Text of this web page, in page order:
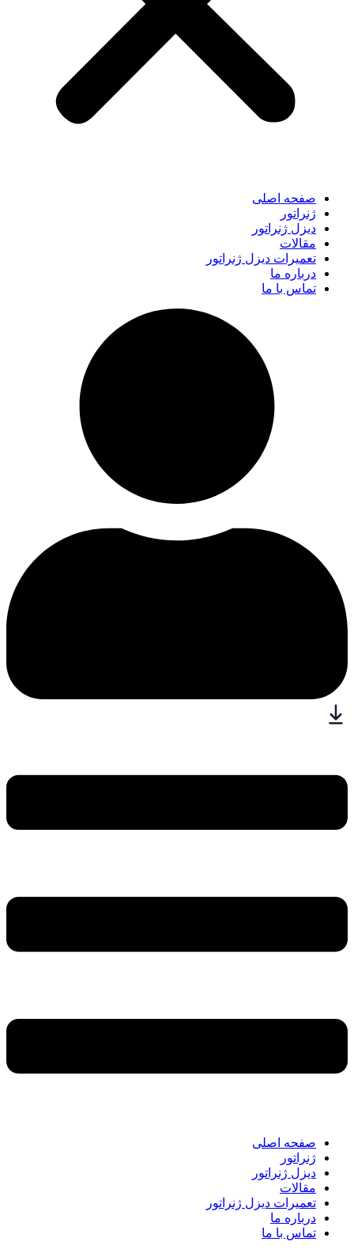
صفحه اصلی
ژنراتور
دیزل ژنراتور
مقالات
تعمیرات دیزل ژنراتور
درباره ما
تماس با ما
صفحه اصلی
ژنراتور
دیزل ژنراتور
مقالات
تعمیرات دیزل ژنراتور
درباره ما
تماس با ما